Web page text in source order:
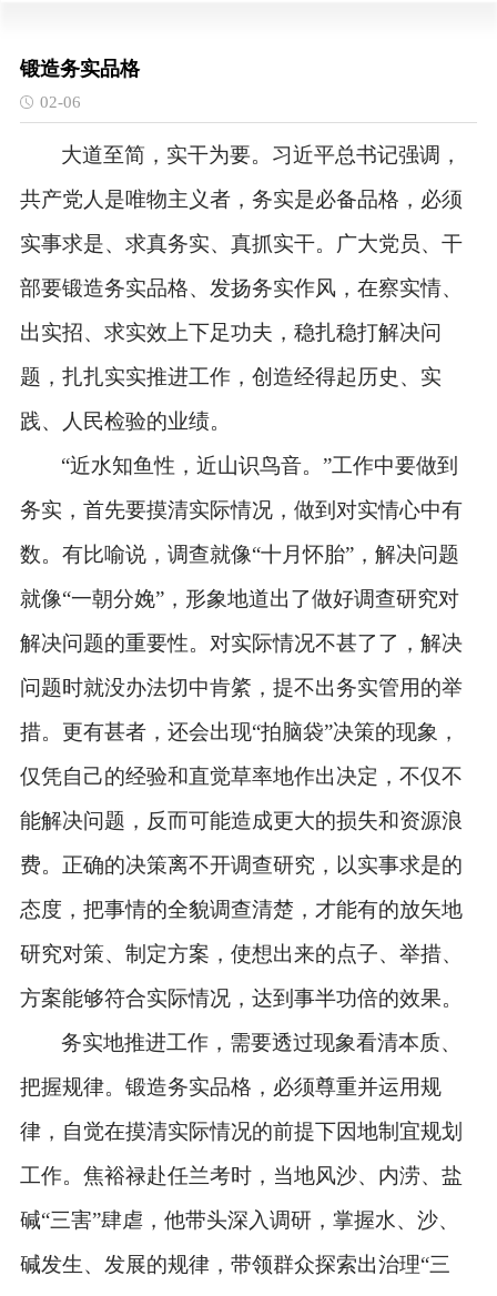
锻造务实品格
02-06
大道至简，实干为要。习近平总书记强调，
共产党人是唯物主义者，务实是必备品格，必须
实事求是、求真务实、真抓实干。广大党员、干
部要锻造务实品格、发扬务实作风，在察实情、
出实招、求实效上下足功夫，稳扎稳打解决问
题，扎扎实实推进工作，创造经得起历史、实
践、人民检验的业绩。
“近水知鱼性，近山识鸟音。”工作中要做到
务实，首先要摸清实际情况，做到对实情心中有
数。有比喻说，调查就像“十月怀胎”，解决问题
就像“一朝分娩”，形象地道出了做好调查研究对
解决问题的重要性。对实际情况不甚了了，解决
问题时就没办法切中肯綮，提不出务实管用的举
措。更有甚者，还会出现“拍脑袋”决策的现象，
仅凭自己的经验和直觉草率地作出决定，不仅不
能解决问题，反而可能造成更大的损失和资源浪
费。正确的决策离不开调查研究，以实事求是的
态度，把事情的全貌调查清楚，才能有的放矢地
研究对策、制定方案，使想出来的点子、举措、
方案能够符合实际情况，达到事半功倍的效果。
务实地推进工作，需要透过现象看清本质、
把握规律。锻造务实品格，必须尊重并运用规
律，自觉在摸清实际情况的前提下因地制宜规划
工作。焦裕禄赴任兰考时，当地风沙、内涝、盐
碱“三害”肆虐，他带头深入调研，掌握水、沙、
碱发生、发展的规律，带领群众探索出治理“三